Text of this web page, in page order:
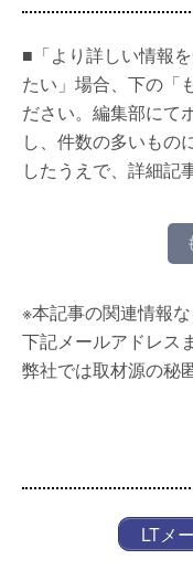
■「より詳しい情報
たい」場合、下の「
ださい。編集部にて
し、件数の多いもの
したうえで、詳細記
※本記事の関連情報
下記メールアドレス
弊社では取材源の秘
LTメ